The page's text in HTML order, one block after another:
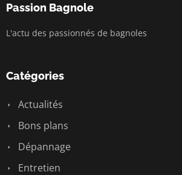
Passion Bagnole
L'actu des passionnés de bagnoles
Catégories
Actualités
Bons plans
Dépannage
Entretien